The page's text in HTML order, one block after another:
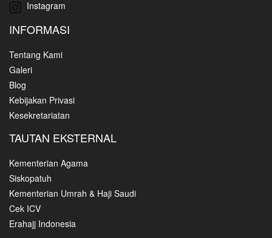
Instagram
INFORMASI
Tentang Kami
Galeri
Blog
Kebijakan Privasi
Kesekretariatan
TAUTAN EKSTERNAL
Kementerian Agama
Siskopatuh
Kementerian Umrah & Haji Saudi
Cek ICV
Erahajj Indonesia